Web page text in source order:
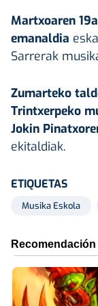
Martxoaren
emanaldia
Sarrerak
Zumarteko
Trintxerpeko
Jokin
ekitaldiak.
ETIQUETAS
Musika Eskola